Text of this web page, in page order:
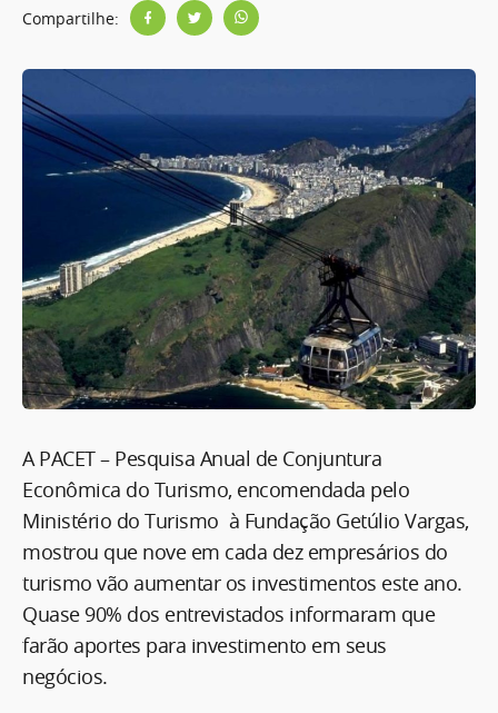
Compartilhe:
A PACET – Pesquisa Anual de Conjuntura
Econômica do Turismo, encomendada pelo
Ministério do Turismo à Fundação Getúlio Vargas,
mostrou que nove em cada dez empresários do
turismo vão aumentar os investimentos este ano.
Quase 90% dos entrevistados informaram que
farão aportes para investimento em seus
negócios.